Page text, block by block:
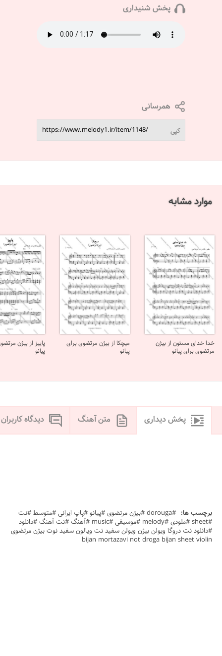
پخش شنیداری
همرسانی
کپی
موارد مشابه
خدا خدای مستون از بیژن
مرتضوی برای پیانو
میچکا از بیژن مرتضوی برای
پیانو
پاییز از بیژن
پیانو
پخش دیداری متن آهنگ دیدگاه کاربران
برچسب ها:
#dorouga #بیژن مرتضوی #پیانو #پاپ ایرانی #متوسط #نت
#sheet #ملودی #melody #موسیقی #music #آهنگ #نت آهنگ #دانلود
#دانلود نت دروگا ویولن بیژن ویولن سفید نت ویالون سفید نوت بیژن مرتضوی
bijan mortazavi not droga bijan sheet violin